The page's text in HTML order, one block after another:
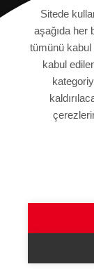
SITE HARITASI
VERI KORUMA
KULLANIM
Sitede
aşağıda her
tümünü
kabul